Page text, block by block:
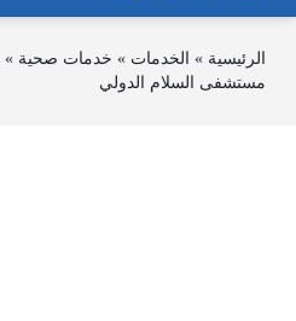
الرئيسية » الخدمات » خدمات صحية »
مستشفى السلام الدولي